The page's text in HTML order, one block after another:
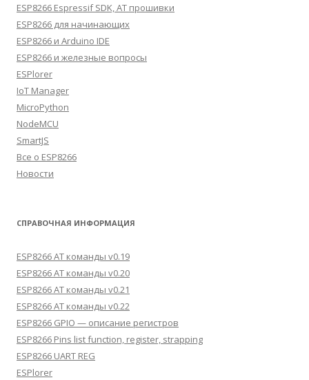
ESP8266 Espressif SDK, AT прошивки
ESP8266 для начинающих
ESP8266 и Arduino IDE
ESP8266 и железные вопросы
ESPlorer
IoT Manager
MicroPython
NodeMCU
SmartJS
Все о ESP8266
Новости
СПРАВОЧНАЯ ИНФОРМАЦИЯ
ESP8266 AT команды v0.19
ESP8266 AT команды v0.20
ESP8266 AT команды v0.21
ESP8266 AT команды v0.22
ESP8266 GPIO — описание регистров
ESP8266 Pins list function, register, strapping
ESP8266 UART REG
ESPlorer